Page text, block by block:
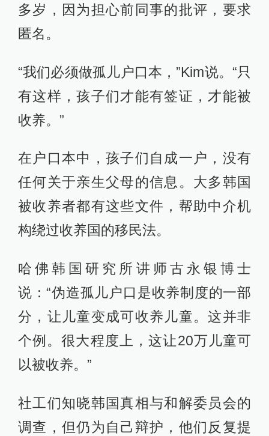
多岁，因为担心前同事的批评，要求
匿名。
“我们必须做孤儿户口本，”Kim说。“只
有这样，孩子们才能有签证，才能被
收养。”
在户口本中，孩子们自成一户，没有
任何关于亲生父母的信息。大多韩国
被收养者都有这些文件，帮助中介机
构绕过收养国的移民法。
哈佛韩国研究所讲师古永银博士
说：“伪造孤儿户口是收养制度的一部
分，让儿童变成可收养儿童。这并非
个例。很大程度上，这让20万儿童可
以被收养。”
社工们知晓韩国真相与和解委员会的
调查，但仍为自己辩护，他们反复提